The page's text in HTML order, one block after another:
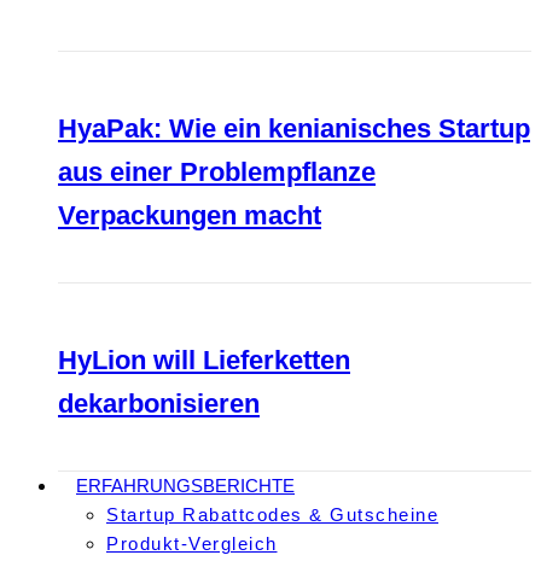
HyaPak: Wie ein kenianisches Startup
aus einer Problempflanze
Verpackungen macht
HyLion will Lieferketten
dekarbonisieren
ERFAHRUNGSBERICHTE
Startup Rabattcodes & Gutscheine
Produkt-Vergleich